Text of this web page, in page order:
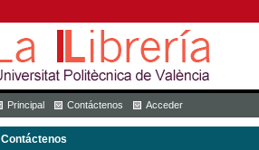
Principal Contáctenos Acceder
Contáctenos